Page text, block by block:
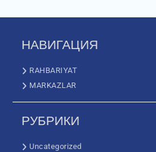
НАВИГАЦИЯ
RAHBARIYAT
MARKAZLAR
РУБРИКИ
Uncategorized